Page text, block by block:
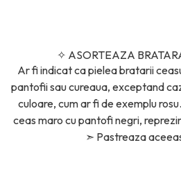
✧ ASORTEAZA
Ar fi indicat ca pielea bratarii
pantofii sau cureaua, exceptand
culoare, cum ar fi de exemplu
ceas maro cu pantofi negri,
➣ Pastreaza